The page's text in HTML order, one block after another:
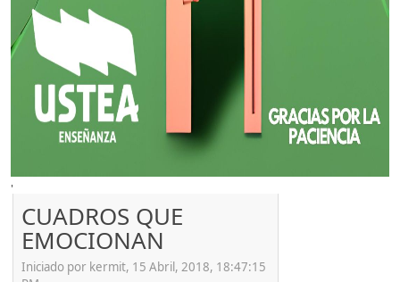
'
CUADROS QUE
EMOCIONAN
Iniciado por kermit, 15 Abril, 2018, 18:47:15